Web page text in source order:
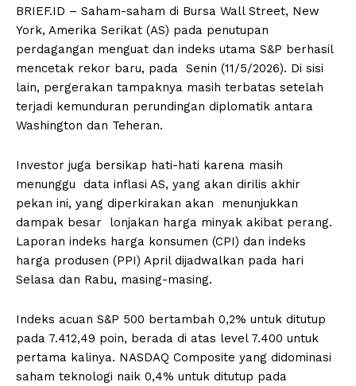
BRIEF.ID – Saham-saham di Bursa Wall Street, New
York, Amerika Serikat (AS) pada penutupan
perdagangan menguat dan indeks utama S&P berhasil
mencetak rekor baru, pada Senin (11/5/2026). Di sisi
lain, pergerakan tampaknya masih terbatas setelah
terjadi kemunduran perundingan diplomatik antara
Washington dan Teheran.
Investor juga bersikap hati-hati karena masih
menunggu data inflasi AS, yang akan dirilis akhir
pekan ini, yang diperkirakan akan menunjukkan
dampak besar lonjakan harga minyak akibat perang.
Laporan indeks harga konsumen (CPI) dan indeks
harga produsen (PPI) April dijadwalkan pada hari
Selasa dan Rabu, masing-masing.
Indeks acuan S&P 500 bertambah 0,2% untuk ditutup
pada 7.412,49 poin, berada di atas level 7.400 untuk
pertama kalinya. NASDAQ Composite yang didominasi
saham teknologi naik 0,4% untuk ditutup pada